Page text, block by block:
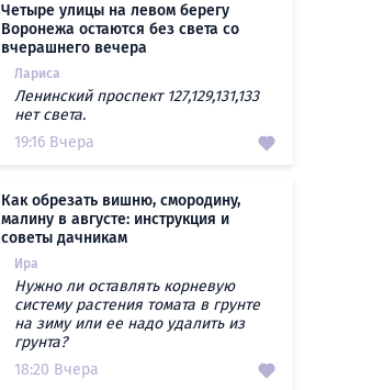
Четыре улицы на левом берегу
Воронежа остаются без света со
вчерашнего вечера
Лариса
Ленинский проспект 127,129,131,133
нет света.
19:16 Вчера
Как обрезать вишню, смородину,
малину в августе: инструкция и
советы дачникам
Ира
Нужно ли оставлять корневую
систему растения томата в грунте
на зиму или ее надо удалить из
грунта?
18:20 Вчера